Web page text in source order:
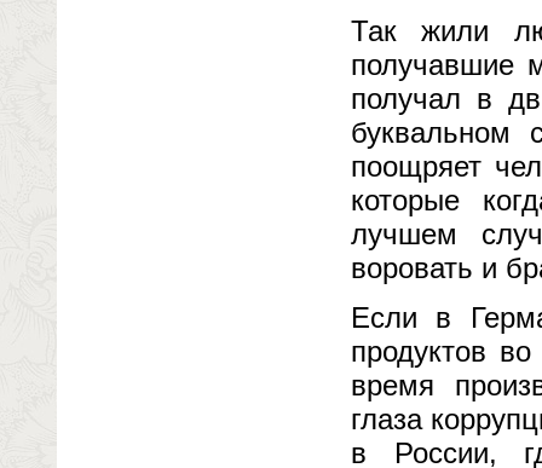
Так жили
получавшие
получал в
буквальном
поощряет
которые
лучшем
воровать и
Если в
продуктов
время
глаза
в России,